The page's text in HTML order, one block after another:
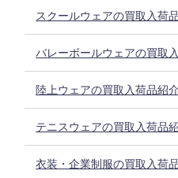
スクールウェアの買取入荷
バレーボールウェアの買取
陸上ウェアの買取入荷品紹介
テニスウェアの買取入荷品
衣装・企業制服の買取入荷